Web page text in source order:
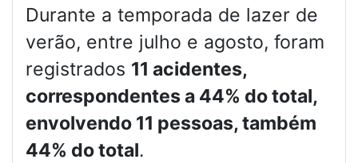
Durante a temporada de lazer de
verão, entre julho e agosto, foram
registrados 11 acidentes,
correspondentes a 44% do total,
envolvendo 11 pessoas, também
44% do total.